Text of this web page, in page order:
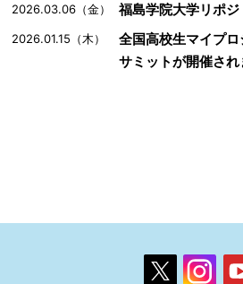
2026.03.06（金） 福島学院大学リポ
2026.01.15（木）
全国高校生マイプ
サミットが開催され